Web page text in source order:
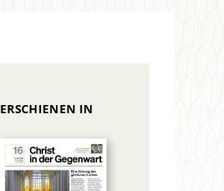
ERSCHIENEN IN